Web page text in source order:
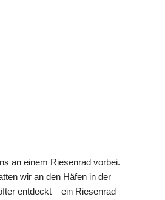
an einem Riesenrad vorbei.
wir an den Häfen in der
entdeckt – ein Riesenrad